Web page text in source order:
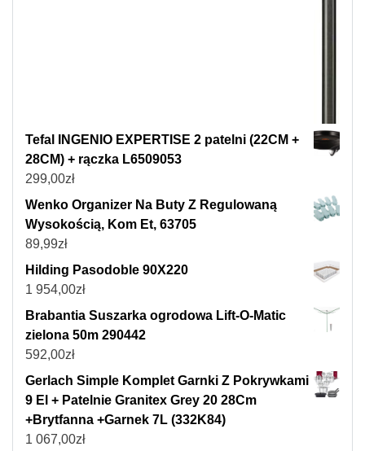
Tefal INGENIO EXPERTISE 2 patelni (22CM +
28CM) + rączka L6509053
299,00zł
Wenko Organizer Na Buty Z Regulowaną
Wysokością, Kom Et, 63705
89,99zł
Hilding Pasodoble 90X220
1 954,00zł
Brabantia Suszarka ogrodowa Lift-O-Matic
zielona 50m 290442
592,00zł
Gerlach Simple Komplet Garnki Z Pokrywkami
9 El + Patelnie Granitex Grey 20 28Cm
+Brytfanna +Garnek 7L (332K84)
1 067,00zł